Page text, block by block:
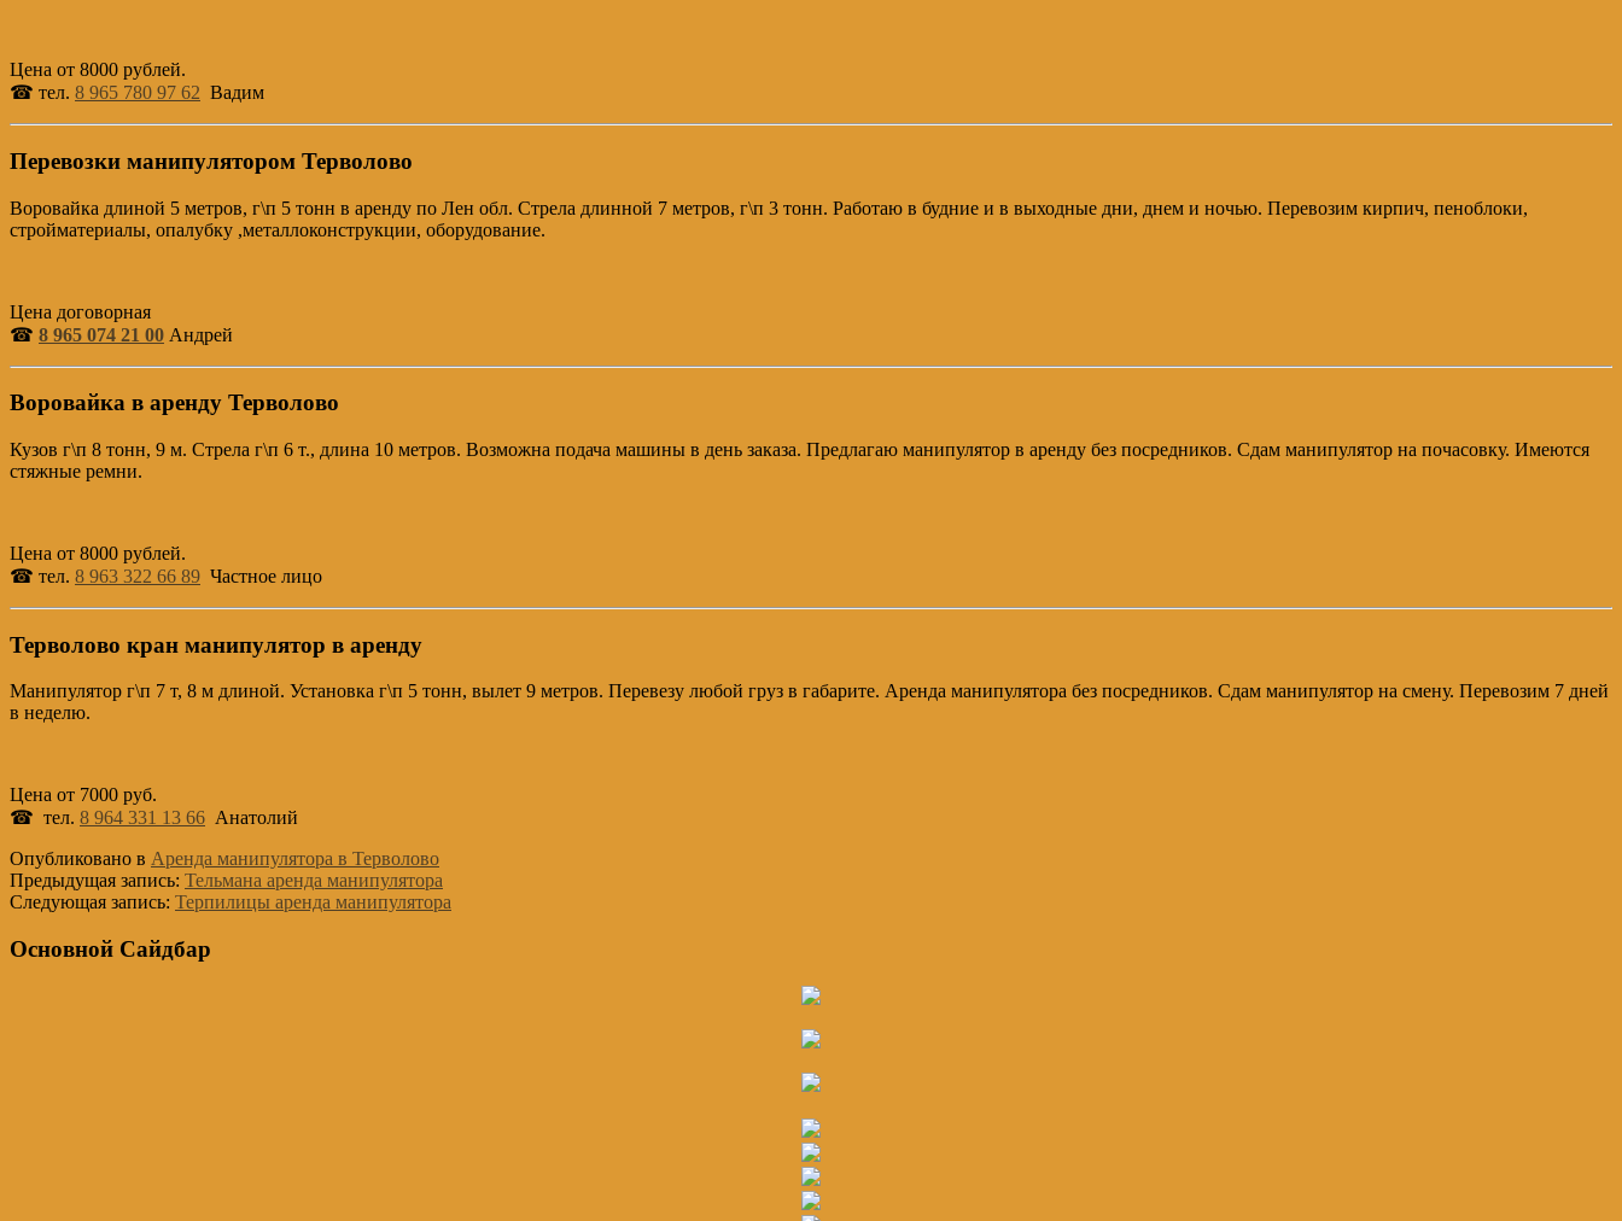
Цена от 8000 рублей.
☎ тел. 8 965 780 97 62 Вадим
Перевозки манипулятором Терволово
Воровайка длиной 5 метров, г\п 5 тонн в аренду по Лен обл. Стрела длинной 7 метров, г\п 3 тонн. Работаю в будние и в выходные дни, днем и ночью. Перевозим кирпич, пеноблоки,
стройматериалы, опалубку ,металлоконструкции, оборудование.
Цена договорная
☎ 8 965 074 21 00 Андрей
Воровайка в аренду Терволово
Кузов г\п 8 тонн, 9 м. Стрела г\п 6 т., длина 10 метров. Возможна подача машины в день заказа. Предлагаю манипулятор в аренду без посредников. Сдам манипулятор на почасовку. Имеются
стяжные ремни.
Цена от 8000 рублей.
☎ тел. 8 963 322 66 89 Частное лицо
Терволово кран манипулятор в аренду
Манипулятор г\п 7 т, 8 м длиной. Установка г\п 5 тонн, вылет 9 метров. Перевезу любой груз в габарите. Аренда манипулятора без посредников. Сдам манипулятор на смену. Перевозим 7 дней
в неделю.
Цена от 7000 руб.
☎ тел. 8 964 331 13 66 Анатолий
Опубликовано в Аренда манипулятора в Терволово
Предыдущая запись: Тельмана аренда манипулятора
Следующая запись: Терпилицы аренда манипулятора
Основной Сайдбар